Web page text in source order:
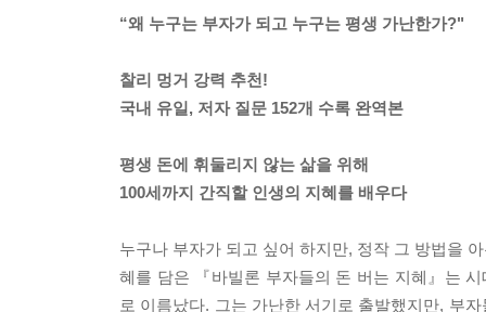
“왜 누구는 부자가 되고 누구는 평생 가난한가?"
찰리 멍거 강력 추천!
국내 유일, 저자 질문 152개 수록 완역본
평생 돈에 휘둘리지 않는 삶을 위해
100세까지 간직할 인생의 지혜를 배우다
누구나 부자가 되고 싶어 하지만, 정작 그 방법을
혜를 담은 『바빌론 부자들의 돈 버는 지혜』는
로 이름났다. 그는 가난한 서기로 출발했지만, 부